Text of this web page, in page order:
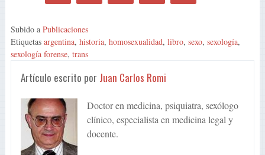
Subido a Publicaciones
Etiquetas argentina, historia, homosexualidad, libro, sexo, sexología,
sexología forense, trans
Artículo escrito por Juan Carlos Romi
Doctor en medicina, psiquiatra, sexólogo
clínico, especialista en medicina legal y
docente.